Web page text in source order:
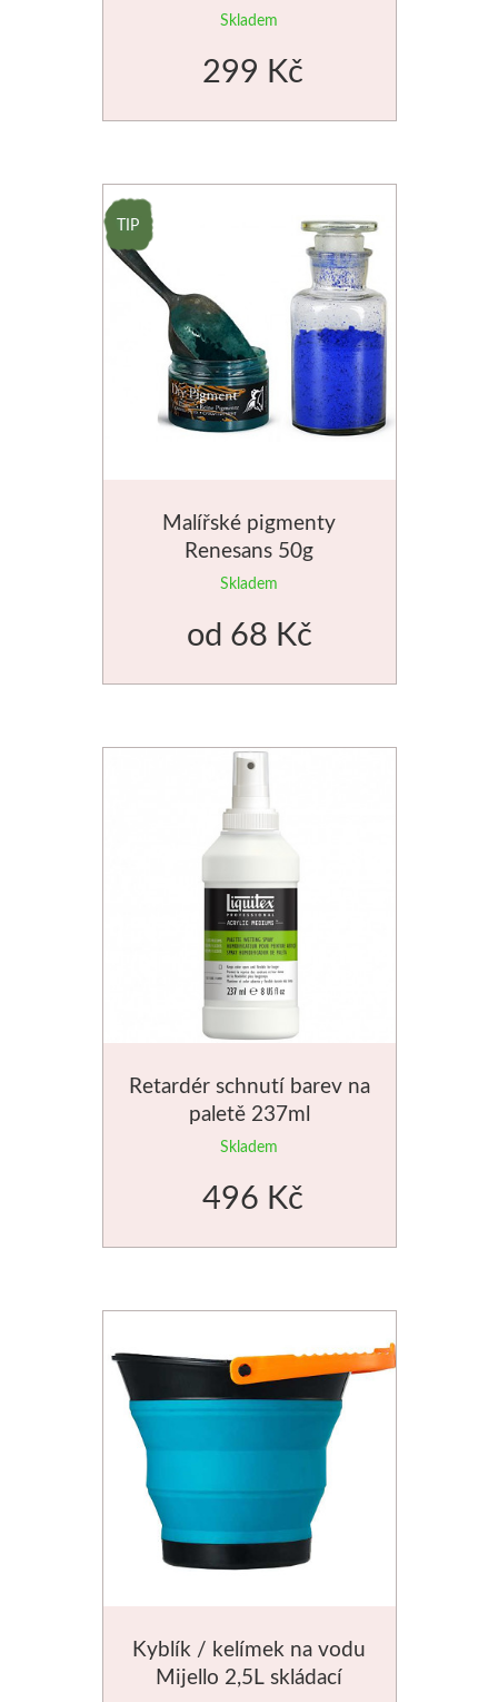
Speedball
Sítotisk
Řezbářská dláta
Rydla
Umton
Akvarel
Tempery
Uni Posca
V sadách
Winsor & Newton
Barvy
Média
Pomůcky
Zlatá loď
Malířská plátna
Štětce
Novinky
Skladem
299 Kč
Malířské pigmenty
Renesans 50g
Skladem
od 68 Kč
Retardér schnutí barev na
paletě 237ml
Skladem
496 Kč
Kyblík / kelímek na vodu
Mijello 2,5L skládací